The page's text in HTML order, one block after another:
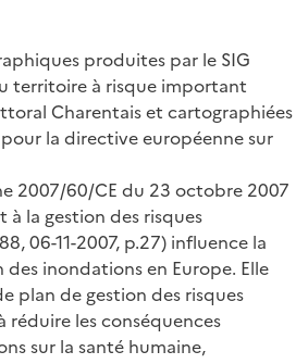
produites par le SIG
territoire à risque important
Charentais et cartographiées
la directive européenne sur
2007/60/CE du 23 octobre 2007
la gestion des risques
06-11-2007, p.27) influence la
inondations en Europe. Elle
plan de gestion des risques
réduire les conséquences
sur la santé humaine,